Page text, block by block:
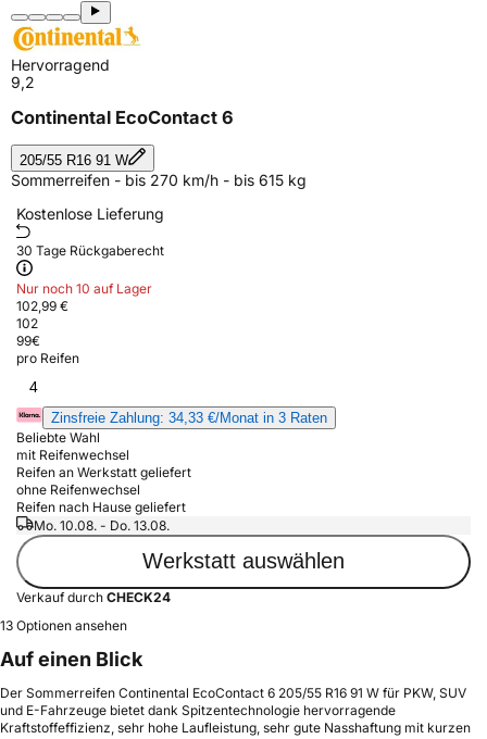
Hervorragend
9,2
Continental EcoContact 6
205/55 R16 91 W
Sommerreifen - bis 270 km/h - bis 615 kg
Kostenlose Lieferung
30 Tage Rückgaberecht
Nur noch 10 auf Lager
102,99 €
102
99€
pro Reifen
4
Zinsfreie Zahlung: 34,33 €/Monat in 3 Raten
Beliebte Wahl
mit Reifenwechsel
Reifen an Werkstatt geliefert
ohne Reifenwechsel
Reifen nach Hause geliefert
Mo. 10.08. - Do. 13.08.
Werkstatt auswählen
Verkauf durch CHECK24
13 Optionen ansehen
Auf einen Blick
Der Sommerreifen Continental EcoContact 6 205/55 R16 91 W für PKW, SUV
und E-Fahrzeuge bietet dank Spitzentechnologie hervorragende
Kraftstoffeffizienz, sehr hohe Laufleistung, sehr gute Nasshaftung mit kurzen